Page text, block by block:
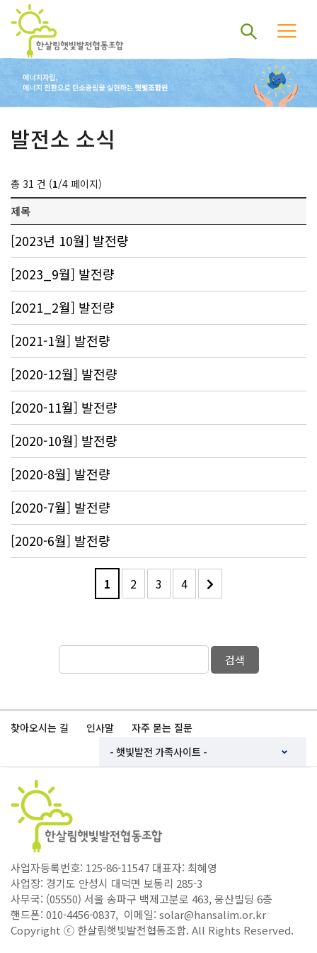
발전소 소식
총 31 건 (1/4 페이지)
제목
[2023년 10월] 발전량
[2023_9월] 발전량
[2021_2월] 발전량
[2021-1월] 발전량
[2020-12월] 발전량
[2020-11월] 발전량
[2020-10월] 발전량
[2020-8월] 발전량
[2020-7월] 발전량
[2020-6월] 발전량
1 2 3 4
검색
찾아오시는 길 인사말 자주 묻는 질문
사업자등록번호: 125-86-11547 대표자: 최혜영
사업장: 경기도 안성시 대덕면 보동리 285-3
사무국: (05550) 서울 송파구 백제고분로 463, 웅산빌딩 6층
핸드폰: 010-4456-0837, 이메일: solar@hansalim.or.kr
Copyright ⓒ 한살림햇빛발전협동조합. All Rights Reserved.